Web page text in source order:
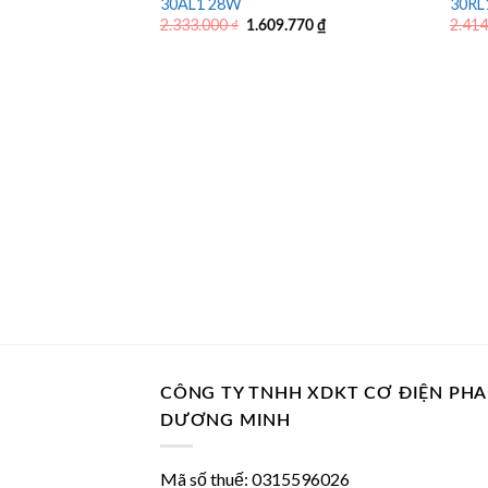
2.333.000₫ Giá
1.609.770₫
CÔNG TY TNHH XDKT CƠ ĐIỆN
DƯƠNG MINH
Mã số thuế: 0315596026